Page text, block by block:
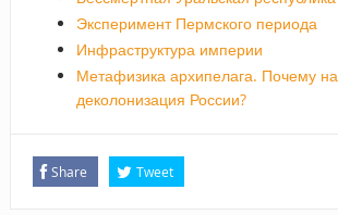
Эксперимент Пермского периода
Инфраструктура империи
Метафизика архипелага. Почему
деколонизация России?
Share Tweet